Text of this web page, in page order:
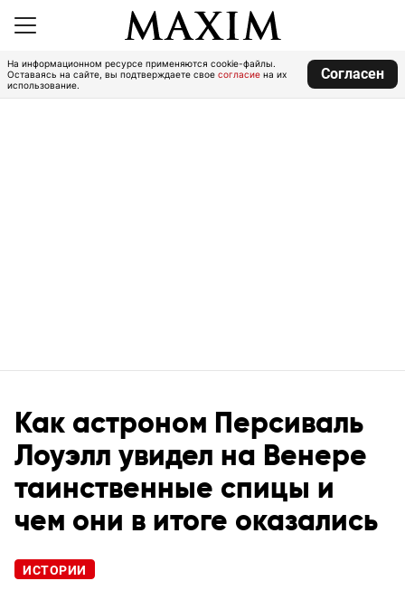
На информационном ресурсе применяются cookie-файлы.
Оставаясь на сайте, вы подтверждаете свое согласие на их
использование.
Согласен
Как астроном Персиваль
Лоуэлл увидел на Венере
таинственные спицы и
чем они в итоге оказались
ИСТОРИИ